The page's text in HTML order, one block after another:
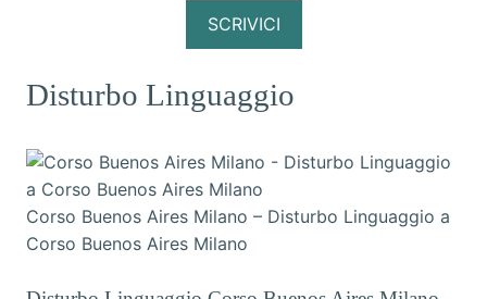
SCRIVICI
Disturbo Linguaggio
Corso Buenos Aires Milano – Disturbo Linguaggio a
Corso Buenos Aires Milano